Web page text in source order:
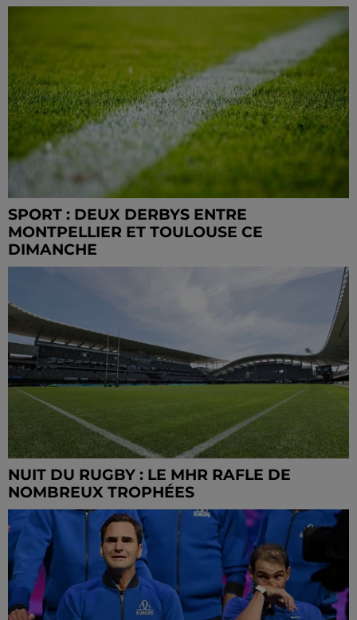
SPORT : DEUX DERBYS ENTRE
MONTPELLIER ET TOULOUSE CE
DIMANCHE
NUIT DU RUGBY : LE MHR RAFLE DE
NOMBREUX TROPHÉES